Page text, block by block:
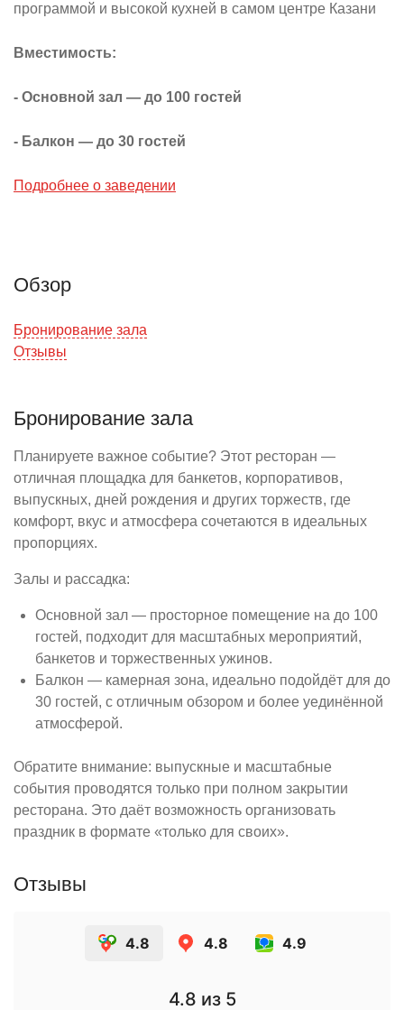
программой и высокой кухней в самом центре Казани
Вместимость:
- Основной зал — до 100 гостей
- Балкон — до 30 гостей
Подробнее о заведении
Обзор
Бронирование зала
Отзывы
Бронирование зала
Планируете важное событие? Этот ресторан —
отличная площадка для банкетов, корпоративов,
выпускных, дней рождения и других торжеств, где
комфорт, вкус и атмосфера сочетаются в идеальных
пропорциях.
Залы и рассадка:
Основной зал — просторное помещение на до 100
гостей, подходит для масштабных мероприятий,
банкетов и торжественных ужинов.
Балкон — камерная зона, идеально подойдёт для до
30 гостей, с отличным обзором и более уединённой
атмосферой.
Обратите внимание: выпускные и масштабные
события проводятся только при полном закрытии
ресторана. Это даёт возможность организовать
праздник в формате «только для своих».
Отзывы
4.8 4.8 4.9
4.8 из 5